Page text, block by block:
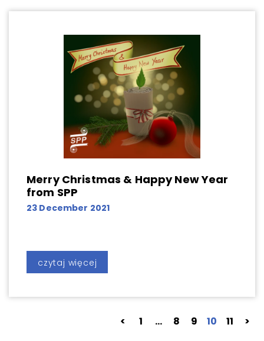
Merry Christmas & Happy New Year
from SPP
23 December 2021
czytaj więcej
< 1 … 8 9 10 11 >